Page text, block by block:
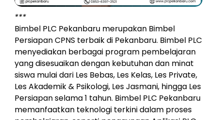
***
Bimbel PLC Pekanbaru merupakan Bimbel
Persiapan CPNS terbaik di Pekanbaru. Bimbel PLC
menyediakan berbagai program pembelajaran
yang disesuaikan dengan kebutuhan dan minat
siswa mulai dari Les Bebas, Les Kelas, Les Private,
Les Akademik & Psikologi, Les Jasmani, hingga Les
Persiapan selama 1 tahun. Bimbel PLC Pekanbaru
memanfaatkan teknologi terkini dalam proses